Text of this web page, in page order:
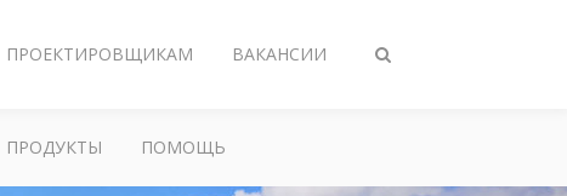
Переключить
ПРОЕКТИРОВЩИКАМ ВАКАНСИИ
ПРОДУКТЫ ПОМОЩЬ